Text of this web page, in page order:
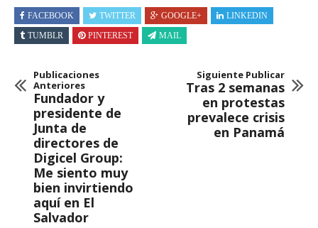
FACEBOOK TWITTER GOOGLE+
LINKEDIN
TUMBLR
PINTEREST MAIL
Publicaciones
Anteriores
Fundador y
presidente de
Junta de
directores de
Digicel Group:
Me siento muy
bien invirtiendo
aquí en El
Salvador
Siguiente Publicar
Tras 2 semanas
en protestas
prevalece crisis
en Panamá